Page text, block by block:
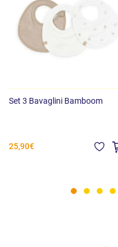
Set 3 Bavaglini Bamboom
25,90€